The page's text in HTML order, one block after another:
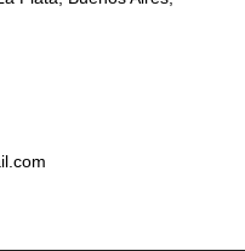
aplicación